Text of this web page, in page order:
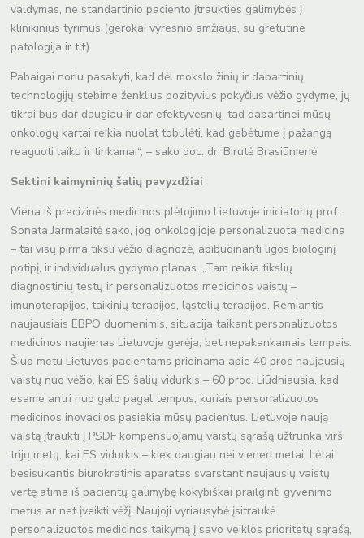
valdymas, ne standartinio paciento įtraukties galimybės į
klinikinius tyrimus (gerokai vyresnio amžiaus, su gretutine
patologija ir t.t).
Pabaigai noriu pasakyti, kad dėl mokslo žinių ir dabartinių
technologijų stebime ženklius pozityvius pokyčius vėžio gydyme, jų
tikrai bus dar daugiau ir dar efektyvesnių, tad dabartinei mūsų
onkologų kartai reikia nuolat tobulėti, kad gebėtume į pažangą
reaguoti laiku ir tinkamai“, – sako doc. dr. Birutė Brasiūnienė.
Sektini kaimyninių šalių pavyzdžiai
Viena iš precizinės medicinos plėtojimo Lietuvoje iniciatorių prof.
Sonata Jarmalaitė sako, jog onkologijoje personalizuota medicina
– tai visų pirma tiksli vėžio diagnozė, apibūdinanti ligos biologinį
potipį, ir individualus gydymo planas. „Tam reikia tikslių
diagnostinių testų ir personalizuotos medicinos vaistų –
imunoterapijos, taikinių terapijos, ląstelių terapijos. Remiantis
naujausiais EBPO duomenimis, situacija taikant personalizuotos
medicinos naujienas Lietuvoje gerėja, bet nepakankamais tempais.
Šiuo metu Lietuvos pacientams prieinama apie 40 proc naujausių
vaistų nuo vėžio, kai ES šalių vidurkis – 60 proc. Liūdniausia, kad
esame antri nuo galo pagal tempus, kuriais personalizuotos
medicinos inovacijos pasiekia mūsų pacientus. Lietuvoje naują
vaistą įtraukti į PSDF kompensuojamų vaistų sąrašą užtrunka virš
trijų metų, kai ES vidurkis – kiek daugiau nei vieneri metai. Lėtai
besisukantis biurokratinis aparatas svarstant naujausių vaistų
vertę atima iš pacientų galimybę kokybiškai prailginti gyvenimo
metus ar net įveikti vėžį. Naujoji vyriausybė įsitraukė
personalizuotos medicinos taikymą į savo veiklos prioritetų sąrašą,